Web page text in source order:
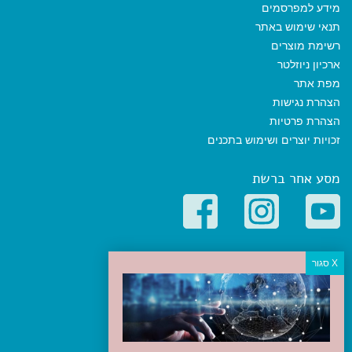
מידע למפרסמים
תנאי שימוש באתר
רשימת מוצרים
ארכיון ניוזלטר
מפת אתר
הצהרת נגישות
הצהרת פרטיות
זכויות יוצרים ושימוש בתכנים
מסע אחר ברשת
קטגוריות פופולריות
יעדים
טיולים בישראל
מלונות בוטיק בישראל
טיפים והמלצות